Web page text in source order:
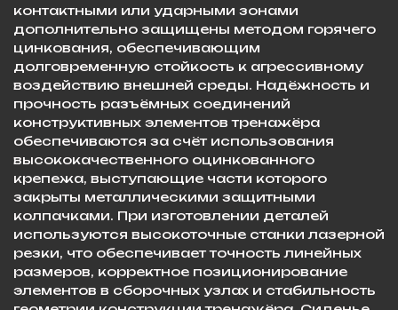
контактными или ударными зонами
дополнительно защищены методом горячего
цинкования, обеспечивающим
долговременную стойкость к агрессивному
воздействию внешней среды. Надёжность и
прочность разъёмных соединений
конструктивных элементов тренажёра
обеспечиваются за счёт использования
высококачественного оцинкованного
крепежа, выступающие части которого
закрыты металлическими защитными
колпачками. При изготовлении деталей
используются высокоточные станки лазерной
резки, что обеспечивает точность линейных
размеров, корректное позиционирование
элементов в сборочных узлах и стабильность